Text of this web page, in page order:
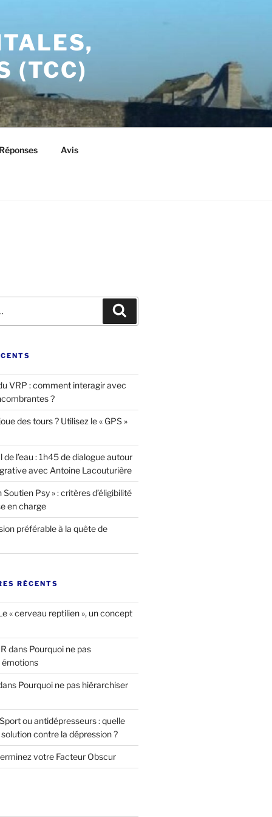
(TCC)
Avis
VRP : comment interagir avec
?
des tours ? Utilisez le « GPS »
l’eau : 1h45 de dialogue autour
avec Antoine Lacouturière
Psy » : critères d’éligibilité
en charge
préférable à la quête de
RÉCENTS
« cerveau reptilien », un concept
dans Pourquoi ne pas
émotions
Pourquoi ne pas hiérarchiser
Sport ou antidépresseurs : quelle
contre la dépression ?
votre Facteur Obscur